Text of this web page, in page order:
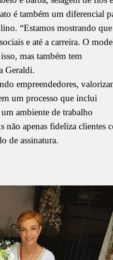
é também um diferencial
“Estamos mostrando que
e até a carreira. O
mas também tem
Geraldi.
empreendedores,
um processo que inclui
ambiente de trabalho
não apenas fideliza clientes
de assinatura.